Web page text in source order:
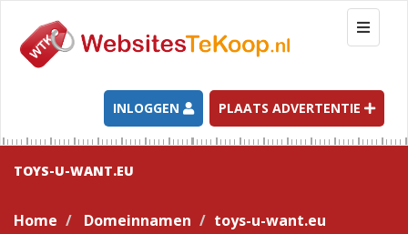
T
o
g
l
e
n
INLOGGEN PLAATS ADVERTENTIE
TOYS-U-WANT.EU
Home Domeinnamen toys-u-want.eu